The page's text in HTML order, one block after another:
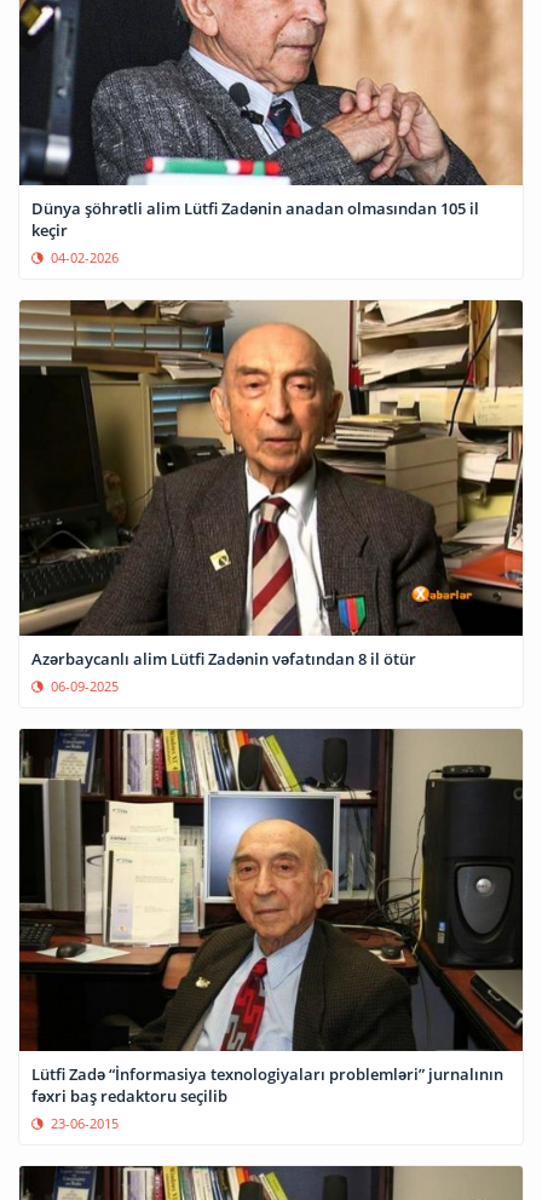
Dünya şöhrətli alim Lütfi Zadənin anadan olmasından 105 il
keçir
04-02-2026
Azərbaycanlı alim Lütfi Zadənin vəfatından 8 il ötür
06-09-2025
Lütfi Zadə “İnformasiya texnologiyaları problemləri” jurnalının
fəxri baş redaktoru seçilib
23-06-2015